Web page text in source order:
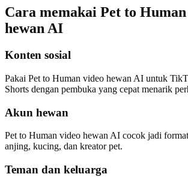
Cara memakai Pet to
hewan AI
Konten sosial
Pakai Pet to Human video hewan AI untuk
Shorts dengan pembuka yang cepat menarik
Akun hewan
Pet to Human video hewan AI cocok jadi
anjing, kucing, dan kreator pet.
Teman dan keluarga